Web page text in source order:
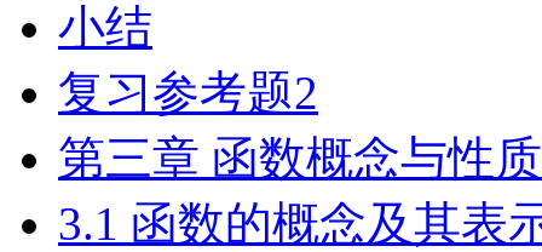
小结
复习参考题2
第三章 函数概念与性质
3.1 函数的概念及其表